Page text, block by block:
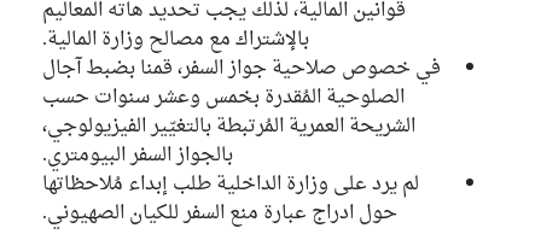
قوانين المالية، لذلك يجب تحديد هاته المعاليم
بالإشتراك مع مصالح وزارة المالية.
في خصوص صلاحية جواز السفر، قمنا بضبط آجال
الصلوحية المُقدرة بخمس وعشر سنوات حسب
الشريحة العمرية المُرتبطة بالتغيّير الفيزيولوجي،
بالجواز السفر البيومتري.
لم يرد على وزارة الداخلية طلب إبداء مُلاحظاتها
حول ادراج عبارة منع السفر للكيان الصهيوني.